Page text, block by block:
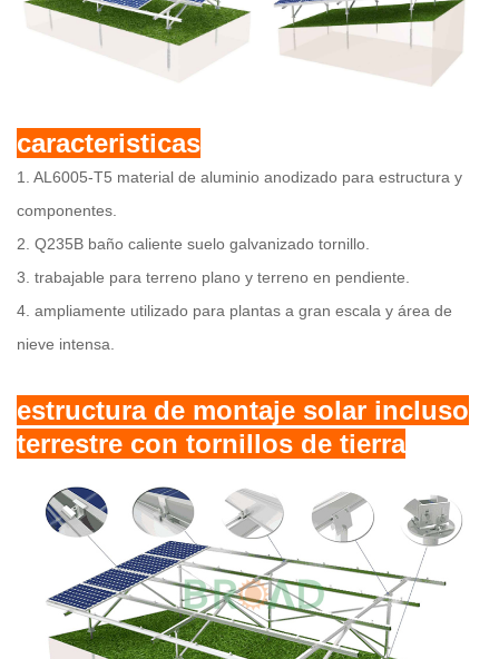
caracteristicas
1. AL6005-T5 material de aluminio anodizado para estructura y
componentes.
2. Q235B baño caliente suelo galvanizado tornillo.
3. trabajable para terreno plano y terreno en pendiente.
4. ampliamente utilizado para plantas a gran escala y área de
nieve intensa.
estructura de montaje solar incluso
terrestre con tornillos de tierra